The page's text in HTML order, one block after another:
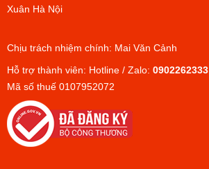
Xuân Hà Nội
Chịu trách nhiệm chính: Mai Văn Cảnh
Hỗ trợ thành viên: Hotline / Zalo: 0902262333
Mã số thuế 0107952072